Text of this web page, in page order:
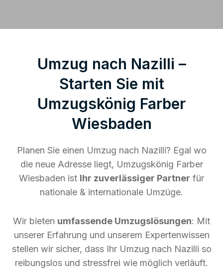
Umzug nach Nazilli –
Starten Sie mit
Umzugskönig Farber
Wiesbaden
Planen Sie einen Umzug nach Nazilli? Egal wo
die neue Adresse liegt, Umzugskönig Farber
Wiesbaden ist Ihr zuverlässiger Partner für
nationale & internationale Umzüge.
Wir bieten umfassende Umzugslösungen: Mit
unserer Erfahrung und unserem Expertenwissen
stellen wir sicher, dass Ihr Umzug nach Nazilli so
reibungslos und stressfrei wie möglich verläuft.